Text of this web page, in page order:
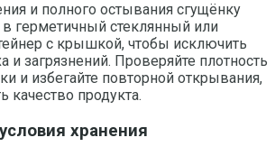
и полного остывания сгущёнку
в герметичный стеклянный или
с крышкой, чтобы исключить
и загрязнений. Проверяйте плотность
и избегайте повторной открывания,
качество продукта.
хранения